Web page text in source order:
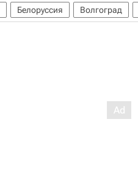
Белоруссия Волгоград